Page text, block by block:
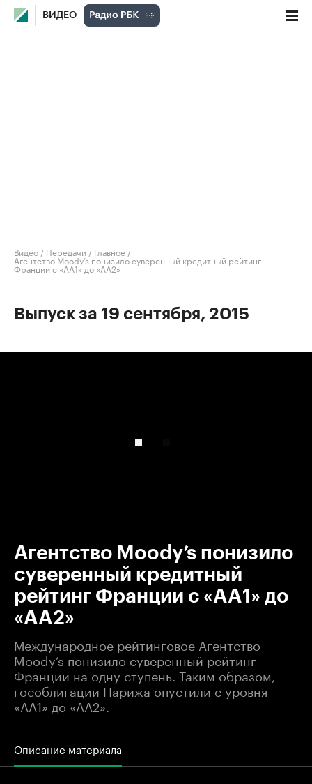
ВИДЕО
Видео / Передачи / Главное /
Агентство Moody’s понизило суверенный кредитный рейтинг
Франции с «AA1» до «AA2»
Выпуск за 19 сентября, 2015
Агентство Moody’s понизило
суверенный кредитный
рейтинг Франции с «AA1» до
«AA2»
Международное рейтинговое Агентство
Moody’s понизило суверенный рейтинг
Франции на одну ступень. Таким образом,
гособлигации Парижа опустили с уровня
«AA1» до «AA2».
Описание материала